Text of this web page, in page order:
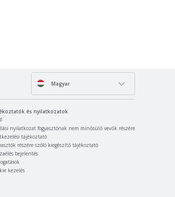
Magyar
és nyilatkozatok
nyilatkozat fogyasztónak nem minősülő vevők részére
tájékoztató
részére szóló kiegészítő tájékoztató
bejelentés
kezelés